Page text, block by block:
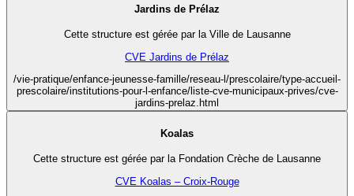
Jardins de Prélaz
Cette structure est gérée par la Ville de Lausanne
CVE Jardins de Prélaz
/vie-pratique/enfance-jeunesse-famille/reseau-l/prescolaire/type-accueil-
prescolaire/institutions-pour-l-enfance/liste-cve-municipaux-prives/cve-
jardins-prelaz.html
Koalas
Cette structure est gérée par la Fondation Crèche de Lausanne
CVE Koalas – Croix-Rouge